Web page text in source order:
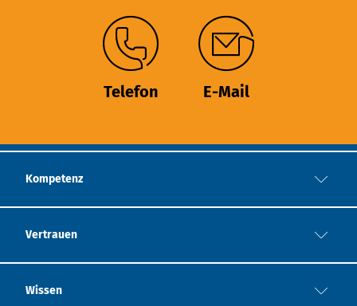
Telefon E-Mail
Kompetenz
Vertrauen
Wissen